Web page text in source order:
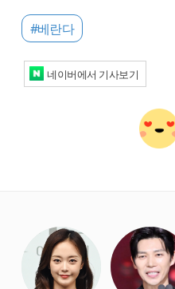
#베란다
네이버에서 기사보기